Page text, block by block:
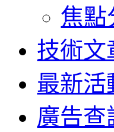
焦點
技術文
最新活
廣告查